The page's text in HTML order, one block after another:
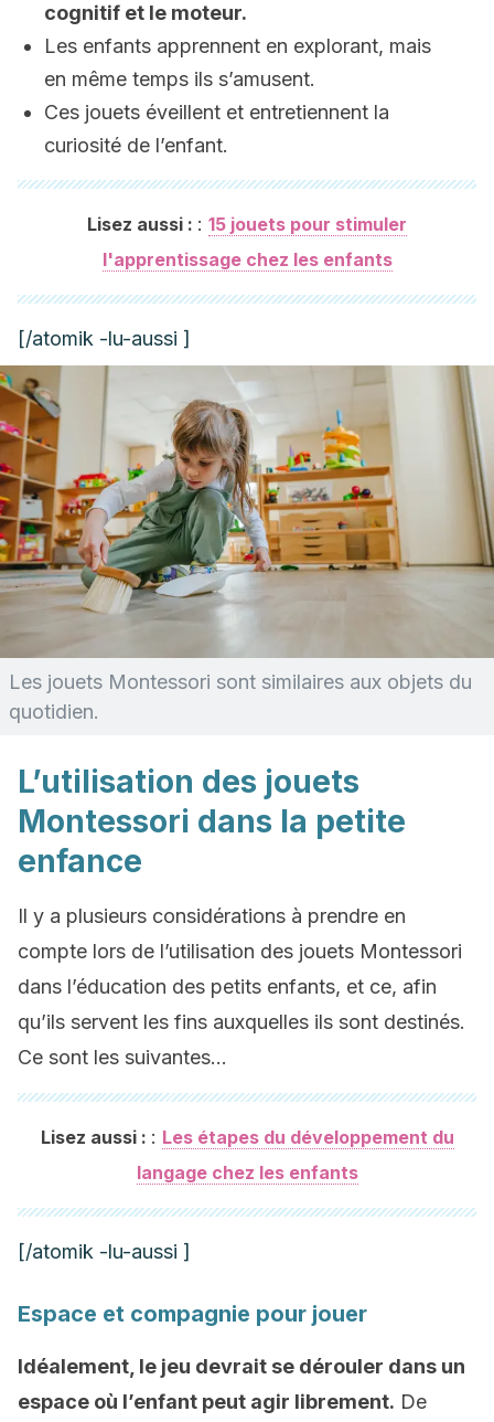
cognitif et le moteur.
Les enfants apprennent en explorant, mais
en même temps ils s’amusent.
Ces jouets éveillent et entretiennent la
curiosité de l’enfant.
Lisez aussi : : 15 jouets pour stimuler
l'apprentissage chez les enfants
[/atomik -lu-aussi ]
Les jouets Montessori sont similaires aux objets du
quotidien.
L’utilisation des jouets
Montessori dans la petite
enfance
Il y a plusieurs considérations à prendre en
compte lors de l’utilisation des jouets Montessori
dans l’éducation des petits enfants, et ce, afin
qu’ils servent les fins auxquelles ils sont destinés.
Ce sont les suivantes…
Lisez aussi : : Les étapes du développement du
langage chez les enfants
[/atomik -lu-aussi ]
Espace et compagnie pour jouer
Idéalement, le jeu devrait se dérouler dans un
espace où l’enfant peut agir librement. De